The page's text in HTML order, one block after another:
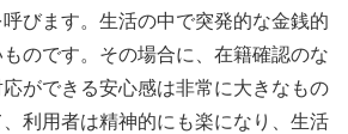
びます。生活の中で突発的な金銭的
のです。その場合に、在籍確認のな
ができる安心感は非常に大きなもの
利用者は精神的にも楽になり、生活